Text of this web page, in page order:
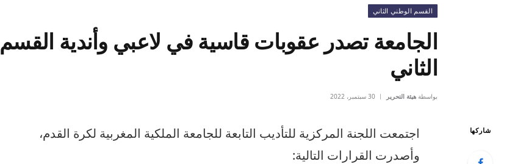
القسم الوطني الثاني
الجامعة تصدر عقوبات قاسية في لاعبي وأندية القسم
الثاني
بواسطة هيئة التحرير 30 سبتمبر، 2022
شاركها
اجتمعت اللجنة المركزية للتأديب التابعة للجامعة الملكية المغربية لكرة القدم،
وأصدرت القرارات التالية: